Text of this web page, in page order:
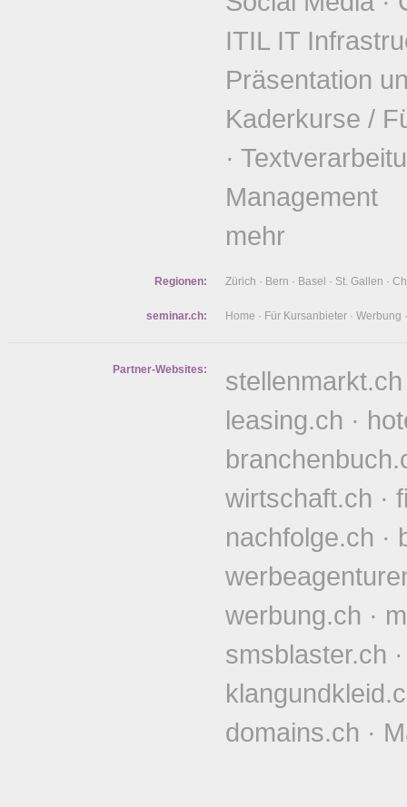
ITIL IT
Präsentation
Kaderkurse /
·
Management
mehr
Regionen: Zürich · Bern · Basel · St. Gallen ·
seminar.ch: Home · Für Kursanbieter · Werbung
Partner-Websites: stellenmarkt.ch
leasing.ch ·
wirtschaft.ch ·
nachfolge.ch ·
werbung.ch ·
smsblaster.ch
domains.ch ·